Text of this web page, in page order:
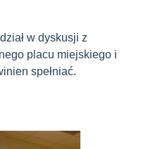
w dyskusji z
placu miejskiego i
spełniać.